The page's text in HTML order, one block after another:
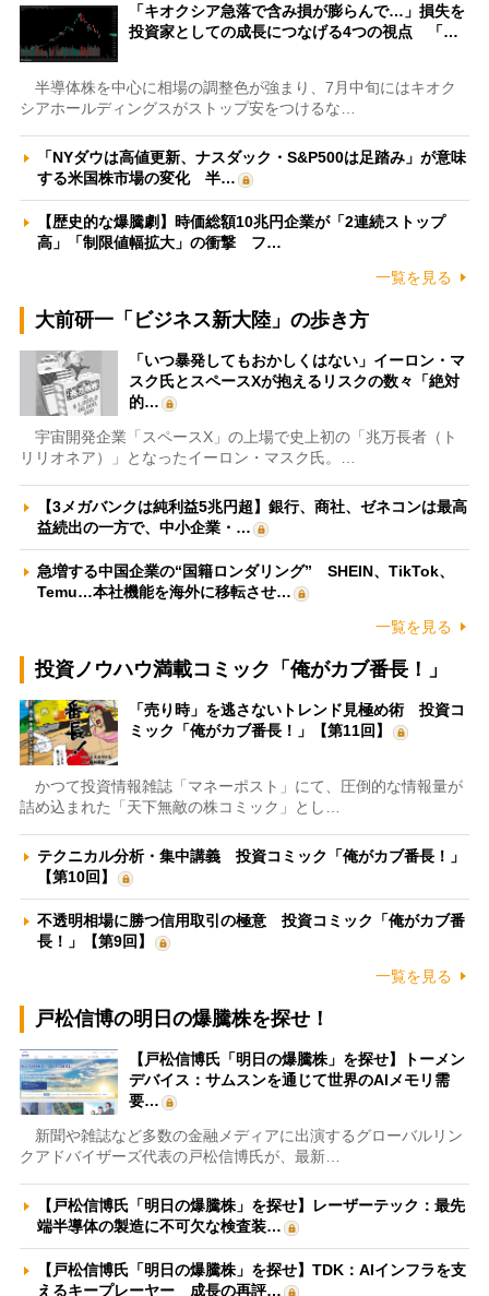
「キオクシア急落で含み損が膨らんで…」損失を
投資家としての成長につなげる4つの視点 「…
半導体株を中心に相場の調整色が強まり、7月中旬にはキオク
シアホールディングスがストップ安をつけるな…
「NYダウは高値更新、ナスダック・S&P500は足踏み」が意味
する米国株市場の変化 半…
【歴史的な爆騰劇】時価総額10兆円企業が「2連続ストップ
高」「制限値幅拡大」の衝撃 フ…
一覧を見る
大前研一「ビジネス新大陸」の歩き方
「いつ暴発してもおかしくはない」イーロン・マ
スク氏とスペースXが抱えるリスクの数々「絶対
的…
宇宙開発企業「スペースX」の上場で史上初の「兆万長者（ト
リリオネア）」となったイーロン・マスク氏。…
【3メガバンクは純利益5兆円超】銀行、商社、ゼネコンは最高
益続出の一方で、中小企業・…
急増する中国企業の“国籍ロンダリング” SHEIN、TikTok、
Temu…本社機能を海外に移転させ…
一覧を見る
投資ノウハウ満載コミック「俺がカブ番長！」
「売り時」を逃さないトレンド見極め術 投資コ
ミック「俺がカブ番長！」【第11回】
かつて投資情報雑誌「マネーポスト」にて、圧倒的な情報量が
詰め込まれた「天下無敵の株コミック」とし…
テクニカル分析・集中講義 投資コミック「俺がカブ番長！」
【第10回】
不透明相場に勝つ信用取引の極意 投資コミック「俺がカブ番
長！」【第9回】
一覧を見る
戸松信博の明日の爆騰株を探せ！
【戸松信博氏「明日の爆騰株」を探せ】トーメン
デバイス：サムスンを通じて世界のAIメモリ需
要…
新聞や雑誌など多数の金融メディアに出演するグローバルリン
クアドバイザーズ代表の戸松信博氏が、最新…
【戸松信博氏「明日の爆騰株」を探せ】レーザーテック：最先
端半導体の製造に不可欠な検査装…
【戸松信博氏「明日の爆騰株」を探せ】TDK：AIインフラを支
えるキープレーヤー 成長の再評…